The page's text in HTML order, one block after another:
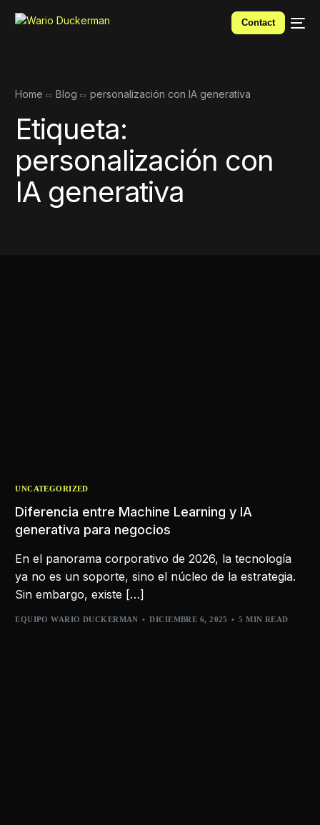
Contact
Home Blog personalización con IA generativa
Etiqueta:
personalización con
IA generativa
UNCATEGORIZED
Diferencia entre Machine Learning y IA
generativa para negocios
En el panorama corporativo de 2026, la tecnología
ya no es un soporte, sino el núcleo de la estrategia.
Sin embargo, existe […]
EQUIPO WARIO DUCKERMAN DICIEMBRE 6, 2025 5 MIN READ